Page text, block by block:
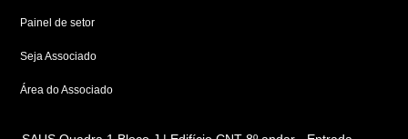
Painel de setor
Seja Associado
Área do Associado